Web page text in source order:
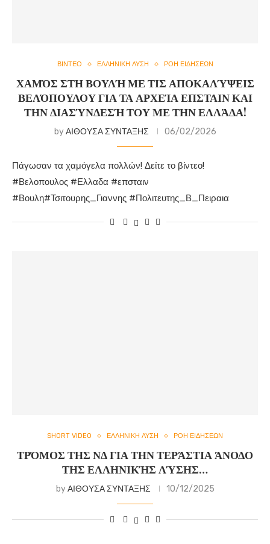
ΒΙΝΤΕΟ ΕΛΛΗΝΙΚΗ ΛΥΣΗ ΡΟΗ ΕΙΔΗΣΕΩΝ
ΧΑΜΌΣ ΣΤΗ ΒΟΥΛΉ ΜΕ ΤΙΣ ΑΠΟΚΑΛΎΨΕΙΣ
ΒΕΛΌΠΟΥΛΟΥ ΓΙΑ ΤΑ ΑΡΧΕΊΑ ΕΠΣΤΑΙΝ ΚΑΙ
ΤΗΝ ΔΙΑΣΎΝΔΕΣΉ ΤΟΥ ΜΕ ΤΗΝ ΕΛΛΆΔΑ!
byΑΙΘΟΥΣΑ ΣΥΝΤΑΞΗΣ 06/02/2026
Πάγωσαν τα χαμόγελα πολλών! Δείτε το βίντεο!
#Βελοπουλος #Ελλαδα #επσταιν
#Βουλη#Τσιτουρης_Γιαννης #Πολιτευτης_Β_Πειραια
SHORT VIDEO ΕΛΛΗΝΙΚΗ ΛΥΣΗ ΡΟΗ ΕΙΔΗΣΕΩΝ
ΤΡΌΜΟΣ ΤΗΣ ΝΔ ΓΙΑ ΤΗΝ ΤΕΡΆΣΤΙΑ ΆΝΟΔΟ
ΤΗΣ ΕΛΛΗΝΙΚΉΣ ΛΎΣΗΣ…
byΑΙΘΟΥΣΑ ΣΥΝΤΑΞΗΣ 10/12/2025